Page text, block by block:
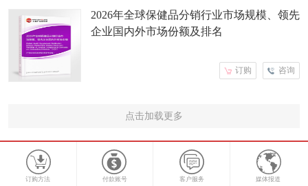
2026年全球保健品分销行业市场规模、领先
企业国内外市场份额及排名
咨询
订购
点击加载更多
订购方法 付款账号 客户服务 媒体报道